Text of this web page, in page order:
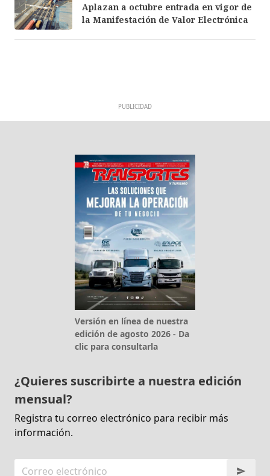
Aplazan a octubre entrada en vigor de
la Manifestación de Valor Electrónica
PUBLICIDAD
Versión en línea de nuestra
edición de agosto 2026 - Da
clic para consultarla
¿Quieres suscribirte a nuestra edición
mensual?
Registra tu correo electrónico para recibir más
información.